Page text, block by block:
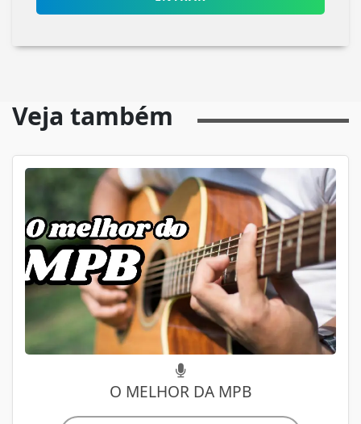
Veja também
O MELHOR DA MPB